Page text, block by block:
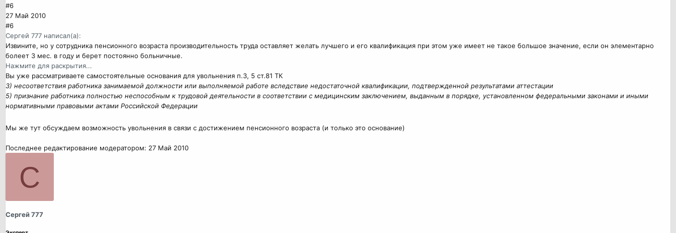
#6
27 Май 2010
#6
Сергей 777 написал(а):
Извините, но у сотрудника пенсионного возраста производительность труда оставляет желать лучшего и его квалификация при этом уже имеет не такое большое значение, если он элементарно
болеет 3 мес. в году и берет постоянно больничные.
Нажмите для раскрытия...
Вы уже рассматриваете самостоятельные основания для увольнения п.3, 5 cт.81 ТК
3) несоответствия работника занимаемой должности или выполняемой работе вследствие недостаточной квалификации, подтвержденной результатами аттестации
5) признание работника полностью неспособным к трудовой деятельности в соответствии с медицинским заключением, выданным в порядке, установленном федеральными законами и иными
нормативными правовыми актами Российской Федерации
Мы же тут обсуждаем возможность увольнения в связи с достижением пенсионного возраста (и только это основание)
Последнее редактирование модератором: 27 Май 2010
С
Сергей 777